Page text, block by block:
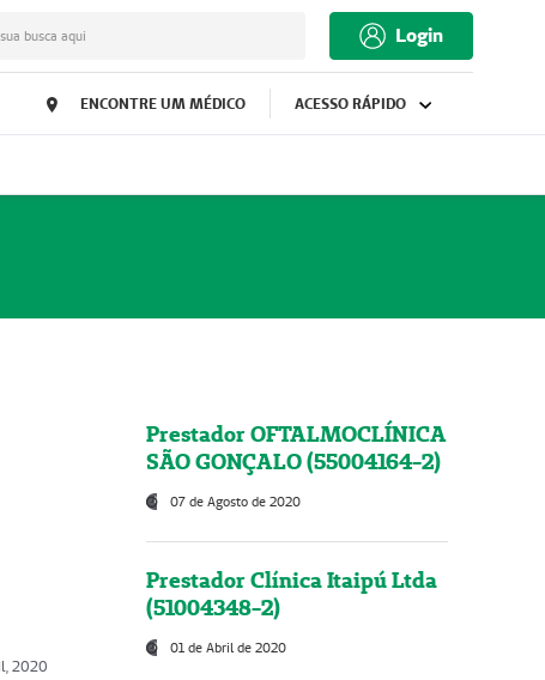
busca aqui Login
ENCONTRE UM MÉDICO ACESSO RÁPIDO
2020
Prestador OFTALMOCLÍNICA
SÃO GONÇALO (55004164-2)
07 de Agosto de 2020
Prestador Clínica Itaipú Ltda
(51004348-2)
01 de Abril de 2020